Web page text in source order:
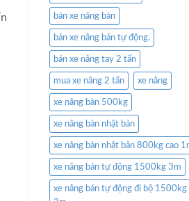
bán xe nâng bàn
bán xe nâng bán tự động.
bán xe nâng tay 2 tấn
mua xe nâng 2 tấn xe nâng
xe nâng bàn 500kg
xe nâng bàn nhật bản
xe nâng bàn nhật bản 800kg cao
xe nâng bán tự động 1500kg 3m
xe nâng bán tự động đi bộ 1500kg